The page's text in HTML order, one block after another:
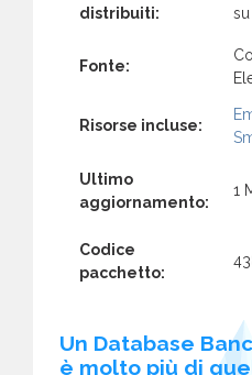
distribuiti:
Fonte:
Risorse incluse:
Ultimo
aggiornamento:
1
Codice
pacchetto:
Un Database
è molto più di